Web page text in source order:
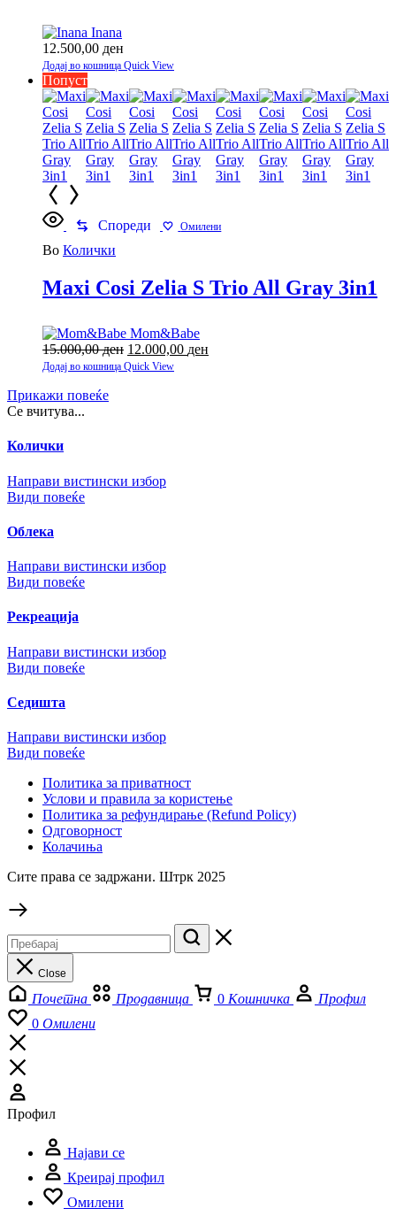
Inana
12.500,00 ден
Додај во кошница Quick View
Попуст
Спореди Омилени
Во Колички
Maxi Cosi Zelia S Trio All Gray 3in1
Mom&Babe
15.000,00ден Original
price
12.000,00 ден
Додај во кошница Quick View
Прикажи повеќе
Се вчитува...
Колички
Направи вистински избор
Види повеќе
Облека
Направи вистински избор
Види повеќе
Рекреација
Направи вистински избор
Види повеќе
Седишта
Направи вистински избор
Види повеќе
Политика за приватност
Услови и правила за користење
Политика за рефундирање (Refund Policy)
Одговорност
Колачиња
Сите права се задржани. Штрк 2025
Close
Почетна Продавница 0 Кошничка
Профил
0 Омилени
Профил
Најави се
Креирај профил
Омилени